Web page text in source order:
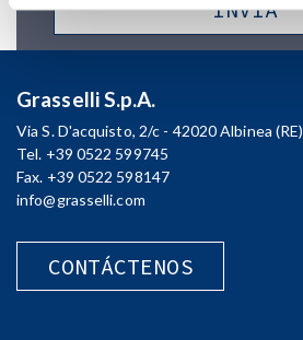
Grasselli S.p.A.
Via S. D'acquisto, 2/c - 42020 Albinea (RE)
Tel. +39 0522 599745
Fax. +39 0522 598147
info@grasselli.com
CONTÁCTENOS